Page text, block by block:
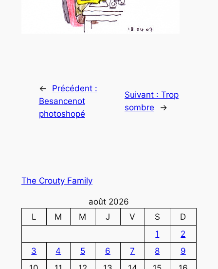
←
Précédent :
Besancenot
photoshopé
Suivant : Trop
sombre
→
The Crouty Family
août 2026
L
M M J V S
D
1
2
3
4 5 6 7 8
9